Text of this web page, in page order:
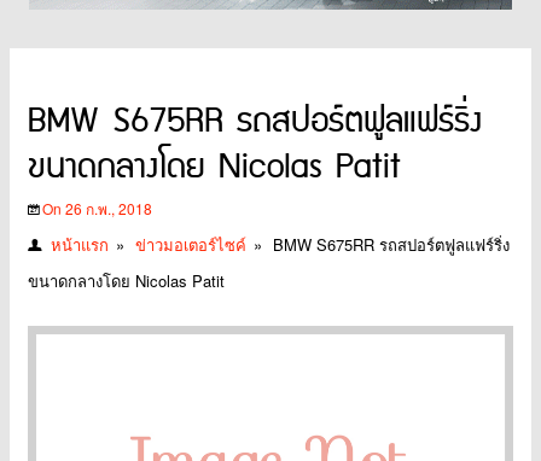
BMW S675RR รถสปอร์ตฟูลแฟร์ริ่ง
ขนาดกลางโดย Nicolas Patit
On 26 ก.พ., 2018
หน้าแรก » ข่าวมอเตอร์ไซค์ » BMW S675RR รถสปอร์ตฟูลแฟร์ริ่ง
ขนาดกลางโดย Nicolas Patit